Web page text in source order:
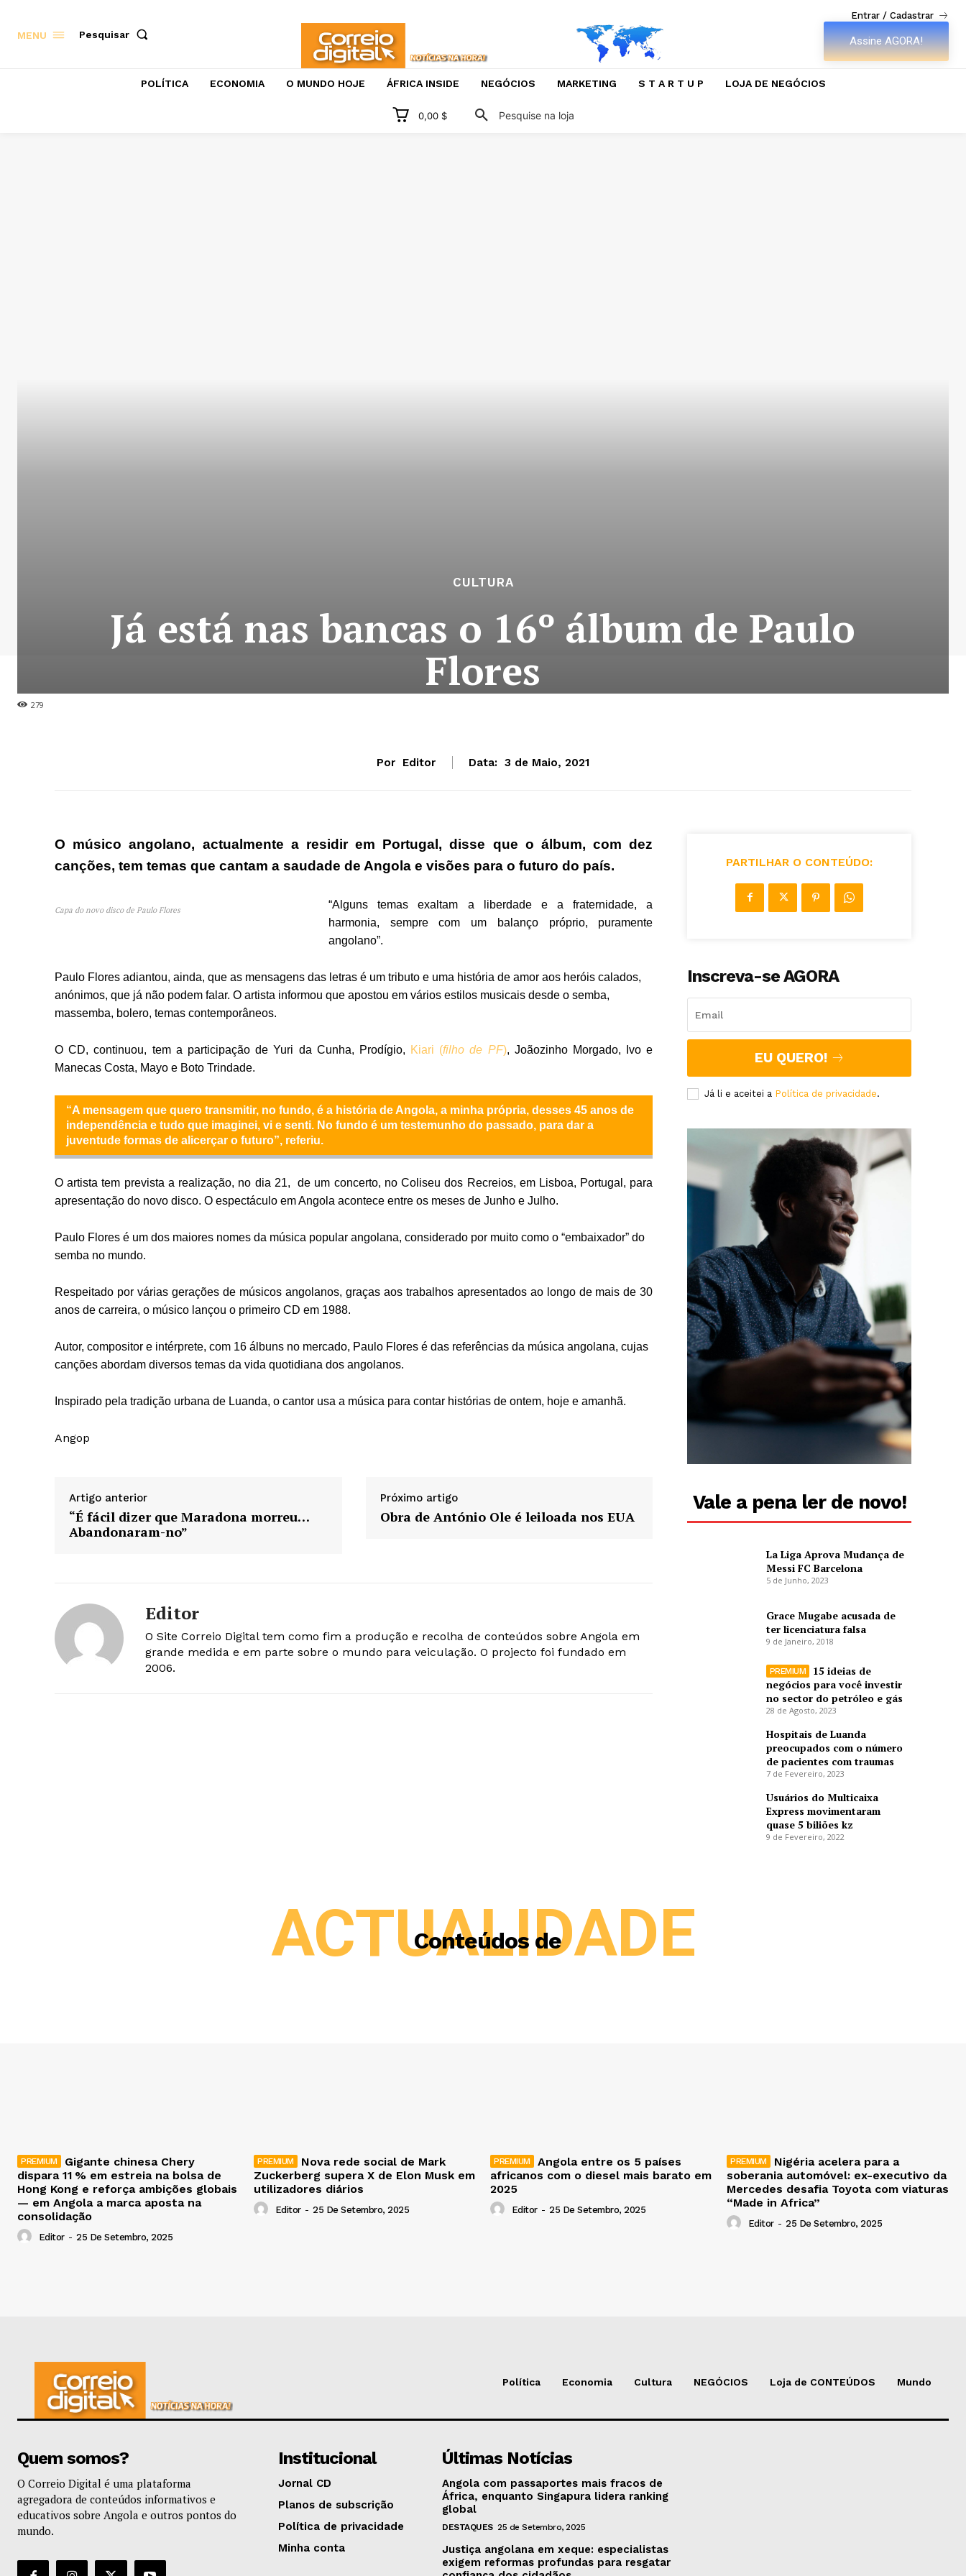
MENU Pesquisar
Entrar / Cadastrar
Assine AGORA!
POLÍTICA ECONOMIA O MUNDO HOJE ÁFRICA INSIDE NEGÓCIOS MARKETING S T A R T U P LOJA DE NEGÓCIOS
0,00 $ Pesquise na loja
279
CULTURA
Já está nas bancas o 16º álbum de Paulo
Flores
Por Editor Data: 3 de Maio, 2021
O músico angolano, actualmente a residir em Portugal, disse que o álbum, com dez
canções, tem temas que cantam a saudade de Angola e visões para o futuro do país.
Capa do novo disco de Paulo Flores
“Alguns temas exaltam a liberdade e a fraternidade, a
harmonia, sempre com um balanço próprio, puramente
angolano”.
Paulo Flores adiantou, ainda, que as mensagens das letras é um tributo e uma história de amor aos heróis calados,
anónimos, que já não podem falar. O artista informou que apostou em vários estilos musicais desde o semba,
massemba, bolero, temas contemporâneos.
O CD, continuou, tem a participação de Yuri da Cunha, Prodígio, Kiari (filho de PF), Joãozinho Morgado, Ivo e
Manecas Costa, Mayo e Boto Trindade.
“A mensagem que quero transmitir, no fundo, é a história de Angola, a minha própria, desses 45 anos de
independência e tudo que imaginei, vi e senti. No fundo é um testemunho do passado, para dar a
juventude formas de alicerçar o futuro”, referiu.
O artista tem prevista a realização, no dia 21, de um concerto, no Coliseu dos Recreios, em Lisboa, Portugal, para
apresentação do novo disco. O espectáculo em Angola acontece entre os meses de Junho e Julho.
Paulo Flores é um dos maiores nomes da música popular angolana, considerado por muito como o “embaixador” do
semba no mundo.
Respeitado por várias gerações de músicos angolanos, graças aos trabalhos apresentados ao longo de mais de 30
anos de carreira, o músico lançou o primeiro CD em 1988.
Autor, compositor e intérprete, com 16 álbuns no mercado, Paulo Flores é das referências da música angolana, cujas
canções abordam diversos temas da vida quotidiana dos angolanos.
Inspirado pela tradição urbana de Luanda, o cantor usa a música para contar histórias de ontem, hoje e amanhã.
Angop
Artigo anterior
“É fácil dizer que Maradona morreu…
Abandonaram-no”
Próximo artigo
Obra de António Ole é leiloada nos EUA
Editor
O Site Correio Digital tem como fim a produção e recolha de conteúdos sobre Angola em
grande medida e em parte sobre o mundo para veiculação. O projecto foi fundado em
2006.
PARTILHAR O CONTEÚDO:
Inscreva-se AGORA
EU QUERO!
Já li e aceitei a Política de privacidade.
Vale a pena ler de novo!
La Liga Aprova Mudança de
Messi FC Barcelona
5 de Junho, 2023
Grace Mugabe acusada de
ter licenciatura falsa
9 de Janeiro, 2018
15 ideias de
negócios para você investir
no sector do petróleo e gás
28 de Agosto, 2023
Hospitais de Luanda
preocupados com o número
de pacientes com traumas
7 de Fevereiro, 2023
Usuários do Multicaixa
Express movimentaram
quase 5 biliões kz
9 de Fevereiro, 2022
Conteúdos de
ACTUALIDADE
Gigante chinesa Chery
dispara 11 % em estreia na bolsa de
Hong Kong e reforça ambições globais
— em Angola a marca aposta na
consolidação
Editor - 25 De Setembro, 2025
Nova rede social de Mark
Zuckerberg supera X de Elon Musk em
utilizadores diários
Editor - 25 De Setembro, 2025
Angola entre os 5 países
africanos com o diesel mais barato em
2025
Editor - 25 De Setembro, 2025
Nigéria acelera para a
soberania automóvel: ex-executivo da
Mercedes desafia Toyota com viaturas
“Made in Africa”
Editor - 25 De Setembro, 2025
Política Economia Cultura NEGÓCIOS Loja de CONTEÚDOS Mundo
Quem somos?
O Correio Digital é uma plataforma
agregadora de conteúdos informativos e
educativos sobre Angola e outros pontos do
mundo.
Institucional
Jornal CD
Planos de subscrição
Política de privacidade
Minha conta
Últimas Notícias
Angola com passaportes mais fracos de
África, enquanto Singapura lidera ranking
global
DESTAQUES 25 de Setembro, 2025
Justiça angolana em xeque: especialistas
exigem reformas profundas para resgatar